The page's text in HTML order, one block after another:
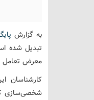
به گزارش
تبدیل شده
معرض تعامل
کارشناسان
شخصی‌سازی